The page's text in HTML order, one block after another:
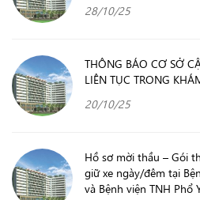
28/10/25
THÔNG BÁO CƠ SỞ
LIÊN TỤC TRONG
20/10/25
Hồ sơ mời thầu – Gói
giữ xe ngày/đêm tại
và Bệnh viện TNH Phổ